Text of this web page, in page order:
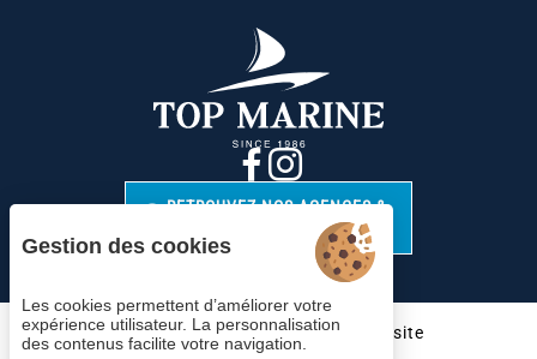
RETROUVEZ NOS AGENCES &
CookiesMentions légalesPlan du site
Gestion des cookies
Les cookies permettent d’améliorer votre
expérience utilisateur. La personnalisation
des contenus facilite votre navigation.